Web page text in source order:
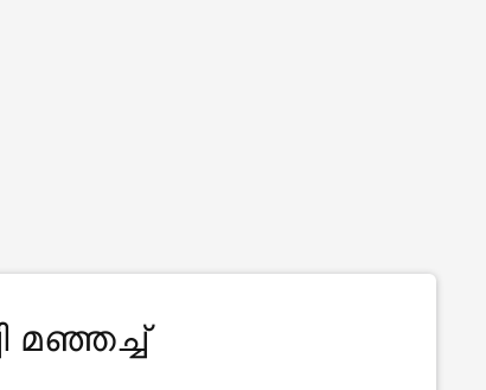
മഞ്ഞച്ച്